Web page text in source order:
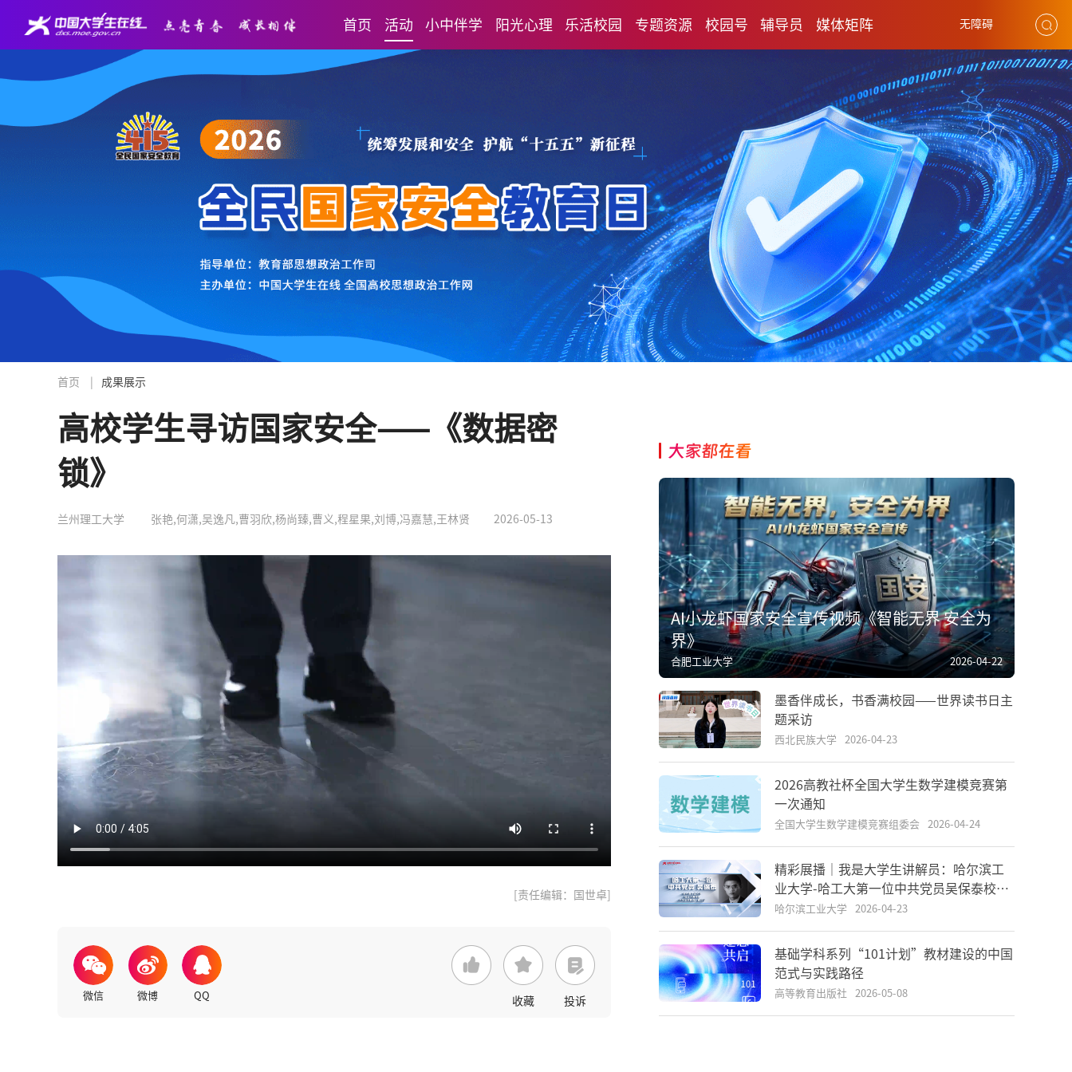
首页 活动 小中伴学 阳光心理 乐活校园 专题资源 校园号 辅导员 媒体矩阵 无障碍
首页 成果展示
高校学生寻访国家安全——《数据密
锁》
兰州理工大学 张艳,何潇,吴逸凡,曹羽欣,杨尚臻,曹义,程星果,刘博,冯嘉慧,王林贤 2026-05-13
[责任编辑：国世卓]
收藏 投诉
大家都在看
AI小龙虾国家安全宣传视频《智能无界 安全为
界》
合肥工业大学 2026-04-22
墨香伴成长，书香满校园——世界读书日主
题采访
西北民族大学 2026-04-23
2026高教社杯全国大学生数学建模竞赛第
一次通知
全国大学生数学建模竞赛组委会 2026-04-24
精彩展播｜我是大学生讲解员：哈尔滨工
业大学-哈工大第一位中共党员吴保泰校友
的抗战故事
哈尔滨工业大学 2026-04-23
基础学科系列“101计划”教材建设的中国
范式与实践路径
高等教育出版社 2026-05-08